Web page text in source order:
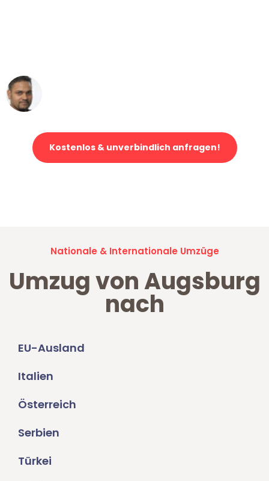
Kostenlos & unverbindlich anfragen!
Nationale & Internationale Umzüge
Umzug von Augsburg
nach
EU-Ausland
Italien
Österreich
Serbien
Türkei